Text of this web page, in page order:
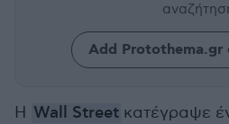
Add Protothema.gr
Η Wall Street κατέγραψε